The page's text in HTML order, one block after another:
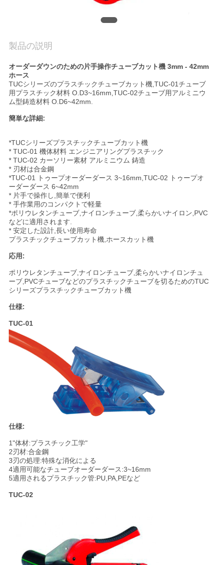
達
に
連
絡
し
な
さ
い
引
用
を
要
求
し
な
SHOW
地
図
製品の説明
オーダーダウンのための片手操作チューブカット機 3mm - 42mm
ホース
TUCシリーズのプラスチックチューブカット機,TUC-01チューブ
用プラスチック材料 O.D3~16mm,TUC-02チューブ用アルミニウ
ム型鋳造材料 O.D6~42mm.
簡単な詳細:
*TUCシリーズプラスチックチューブカット機
* TUC-01 機体材料 エンジニアリングプラスチック
* TUC-02 カーソリー素材 アルミニウム 鋳造
* 刃材は合金鋼
*TUC-01 トゥープオーダーダース 3~16mm,TUC-02 トゥープオ
ーダーダース 6~42mm
* 片手で操作し,簡単で便利
* 手作業用のコンパクトで軽量
*ポリウレタンチューブ,ナイロンチューブ,柔らかいナイロン,PVC
などに適用されます.
* 安定した設計,長い使用寿命
プラスチックチューブカット機,ホースカット機
応用:
ポリウレタンチューブ,ナイロンチューブ,柔らかいナイロンチュ
ーブ,PVCチューブなどのプラスチックチューブを切るためのTUC
シリーズプラスチックチューブカット機
仕様:
TUC-01
仕様:
1"体材:プラスチック工学"
2刃材:合金鋼
3刃の処理:特殊な消化による
4適用可能なチューブオーダーダース:3~16mm
5適用されるプラスチック管:PU,PA,PEなど
TUC-02